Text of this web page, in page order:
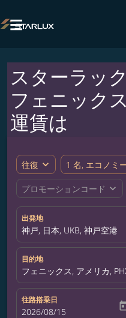

スターラッ
フェニック
運賃は
往復 expand_more 1 名, エコノミ
プロモーションコード expand_more
出発地
神戸, 日本, UKB, 神戸空港
目的地
フェニックス, アメリカ,
往路搭乗日
fc-booking-departure-
2026/08/15